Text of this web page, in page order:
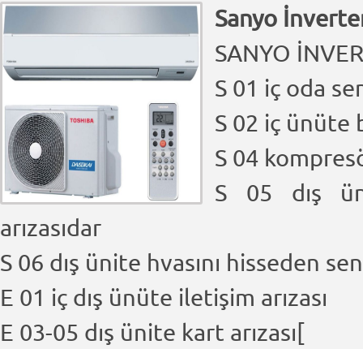
Sanyo
SANYO
S 01 iç oda
S 02 iç ünüte
S 04
S 05 dış
arızasıdar
S 06 dış ünite hvasını hisseden
E 01 iç dış ünüte iletişim arızası
E 03-05 dış ünite kart arızası[